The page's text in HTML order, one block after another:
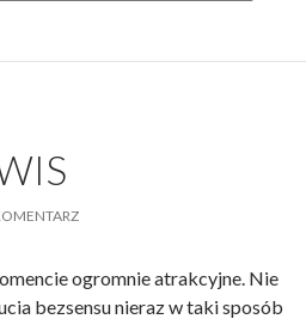
ogromnie atrakcyjne. Nie
bezsensu nieraz w taki sposób